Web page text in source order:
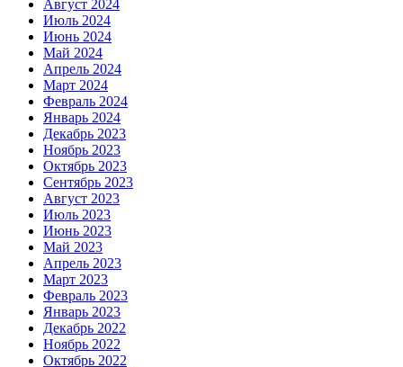
Август 2024
Июль 2024
Июнь 2024
Май 2024
Апрель 2024
Март 2024
Февраль 2024
Январь 2024
Декабрь 2023
Ноябрь 2023
Октябрь 2023
Сентябрь 2023
Август 2023
Июль 2023
Июнь 2023
Май 2023
Апрель 2023
Март 2023
Февраль 2023
Январь 2023
Декабрь 2022
Ноябрь 2022
Октябрь 2022